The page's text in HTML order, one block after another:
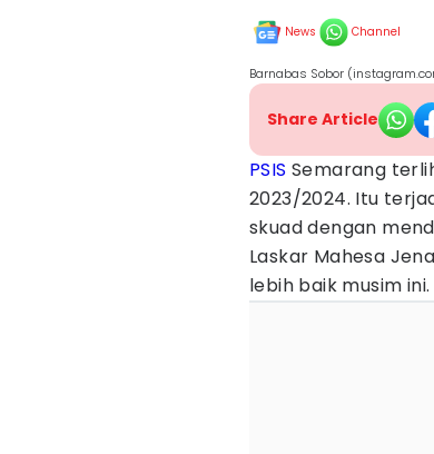
News Channel
Barnabas Sobor
Share Article
PSIS Semarang
2023/2024. Itu
skuad dengan
Laskar Mahesa
lebih baik musim ini.